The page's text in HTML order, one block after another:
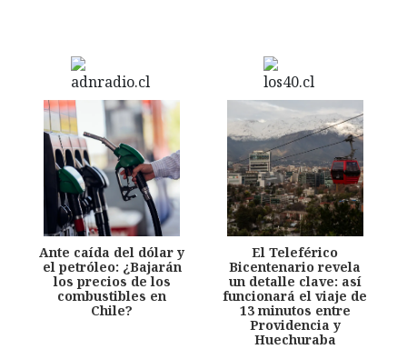
Ante caída del dólar y
el petróleo: ¿Bajarán
los precios de los
combustibles en
Chile?
El Teleférico
Bicentenario revela
un detalle clave: así
funcionará el viaje de
13 minutos entre
Providencia y
Huechuraba